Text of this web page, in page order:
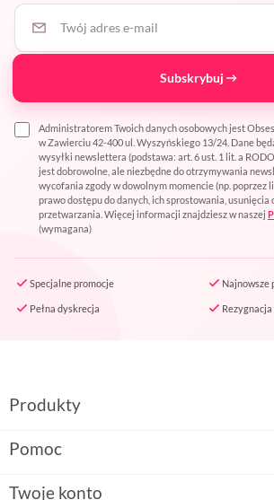
Twój adres e-mail
Subskrybuj
Administratorem Twoich danych osobowych jest
w Zawierciu 42-400 ul. Wyszyńskiego 13/24. Dane
wysyłki newslettera (podstawa: art. 6 ust. 1 lit. a
jest dobrowolne, ale niezbędne do otrzymywania
wycofania zgody w dowolnym momencie (np. poprzez
prawo dostępu do danych, ich sprostowania, usunięcia
przetwarzania. Więcej informacji znajdziesz w naszej
(wymagana)
Specjalne promocje Najnowsze
Pełna dyskrecja
Produkty
Pomoc
Twoje konto